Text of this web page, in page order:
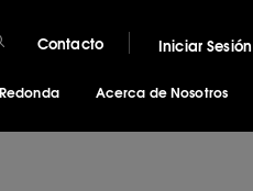
Contacto Iniciar Sesión
Acerca de Nosotros